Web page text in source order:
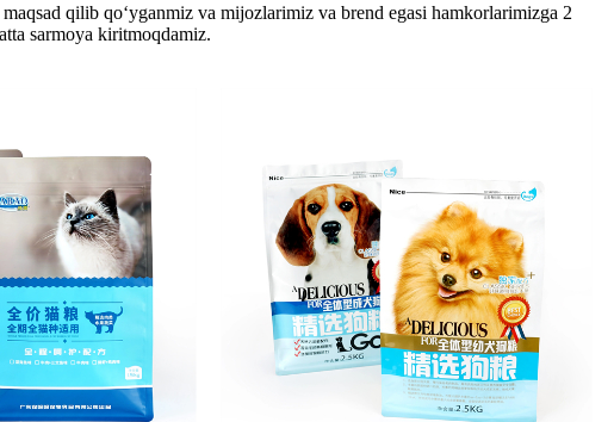
qilib qo‘yganmiz va mijozlarimiz va brend egasi hamkorlarimizga 2
sarmoya kiritmoqdamiz.